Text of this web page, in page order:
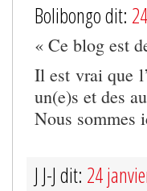
Bolibongo dit:
« Ce blog est
Il est vrai que
un(e)s et des
Nous sommes
J J-J dit: 24